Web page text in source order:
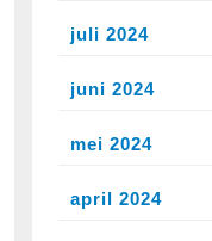
juli 2024
juni 2024
mei 2024
april 2024